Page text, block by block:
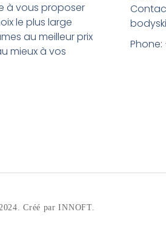
à vous proposer
le plus large
au meilleur prix
mieux à vos
Phone:
Créé par INNOFT.